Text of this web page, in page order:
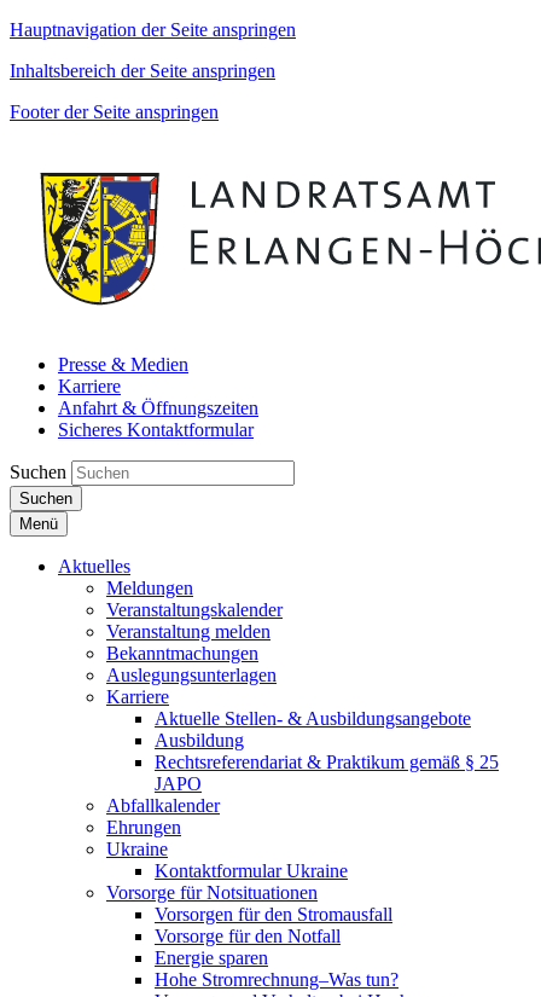
Hauptnavigation der Seite anspringen
Inhaltsbereich der Seite anspringen
Footer der Seite anspringen
Presse & Medien
Karriere
Anfahrt & Öffnungszeiten
Sicheres Kontaktformular
Suchen
Suchen
Menü
Aktuelles
Meldungen
Veranstaltungskalender
Veranstaltung melden
Bekanntmachungen
Auslegungsunterlagen
Karriere
Aktuelle Stellen- & Ausbildungsangebote
Ausbildung
Rechtsreferendariat & Praktikum gemäß § 25
JAPO
Abfallkalender
Ehrungen
Ukraine
Kontaktformular Ukraine
Vorsorge für Notsituationen
Vorsorgen für den Stromausfall
Vorsorge für den Notfall
Energie sparen
Hohe Stromrechnung–Was tun?